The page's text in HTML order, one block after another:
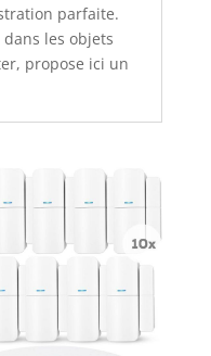
parfaite.
les objets
propose ici un